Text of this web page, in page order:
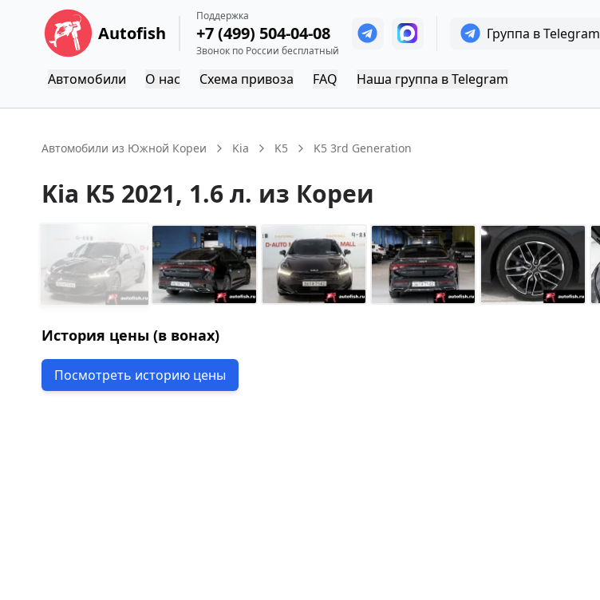
Autofish
Поддержка
+7 (499) 504-04-08
Звонок по России бесплатный
Группа в Telegram
Автомобили О нас Схема привоза FAQ Наша группа в Telegram
Автомобили из Южной Кореи Kia K5 K5 3rd Generation
Kia K5 2021, 1.6 л. из Кореи
История цены (в вонах)
Посмотреть историю цены